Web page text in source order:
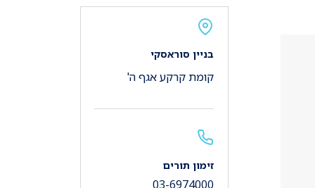
בניין סוראסקי
קומת קרקע אגף ה'
זימון תורים
03-6974000